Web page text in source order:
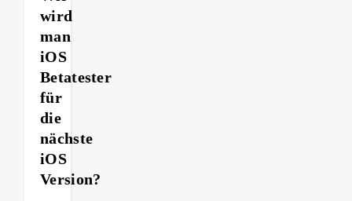
wird
man
iOS
Betatester
für
die
nächste
iOS
Version?